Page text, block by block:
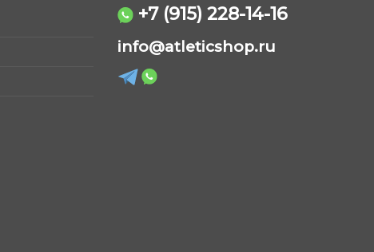
странице
товара.
+7 (915) 228-14-16
info@atleticshop.ru
Обычно отвечаем быстро